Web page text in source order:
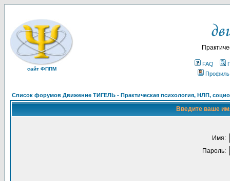
сайт ФППМ
FAQ
Профиль
Список форумов Движение ТИГЕЛЬ - Практическая психология, НЛП,
Введите ваше
Имя:
Пароль: